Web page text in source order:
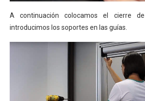
A continuación colocamos el cierre
introducimos los soportes en las guías.